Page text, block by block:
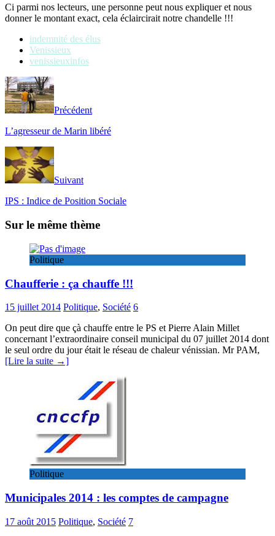
Ci parmi nos lecteurs, une personne peut nous expliquer et nous
donner le montant exact, cela éclaircirait notre chandelle !!!
indemnité des élus
Venissieux
venissieuxinfos
Précédent
L’agresseur de Marin libéré
Suivant
IPS : Indice de Position Sociale
Sur le même thème
Politique
Chaufferie : ça chauffe !!!
15 juillet 2014 Politique, Société 6
On peut dire que çà chauffe entre le PS et Pierre Alain Millet
concernant l’extraordinaire conseil municipal du 07 juillet 2014 dont
le seul ordre du jour était le réseau de chaleur vénissian. Mr PAM,
[Lire la suite →]
Politique
Municipales 2014 : les comptes de campagne
17 août 2015 Politique, Société 7